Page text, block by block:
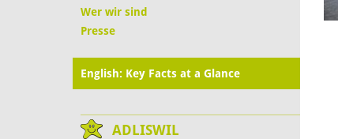
Wer wir sind
Presse
English: Key Facts at a Glance
ADLISWIL